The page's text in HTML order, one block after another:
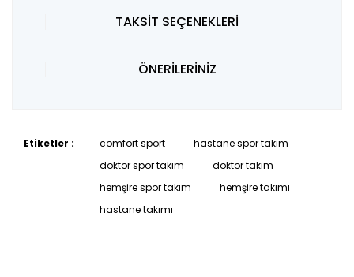
TAKSİT SEÇENEKLERİ
ÖNERİLERİNİZ
Etiketler : comfort sport
hastane spor takım
doktor spor takım
doktor takım
hemşire spor takım
hemşire takımı
hastane takımı